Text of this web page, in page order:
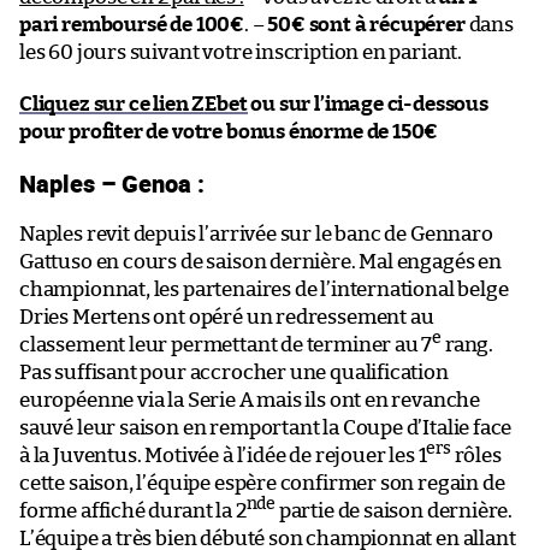
pari remboursé de 100€. –50€ sont à récupérerdans
les 60 jours suivant votre inscription en pariant.
Cliquez sur ce lien ZEbetou sur l’image ci-dessous
pour profiter de votre bonus énorme de 150€
Naples – Genoa :
Naples revit depuis l’arrivée sur le banc de Gennaro
Gattuso en cours de saison dernière. Mal engagés en
championnat, les partenaires de l’international belge
Dries Mertens ont opéré un redressement au
classement leur permettant de terminer au 7e rang.
Pas suffisant pour accrocher une qualification
européenne via la Serie A mais ils ont en revanche
sauvé leur saison en remportant la Coupe d’Italie face
à la Juventus. Motivée à l’idée de rejouer les 1ers rôles
cette saison, l’équipe espère confirmer son regain de
forme affiché durant la 2nde partie de saison dernière.
L’équipe a très bien débuté son championnat en allant